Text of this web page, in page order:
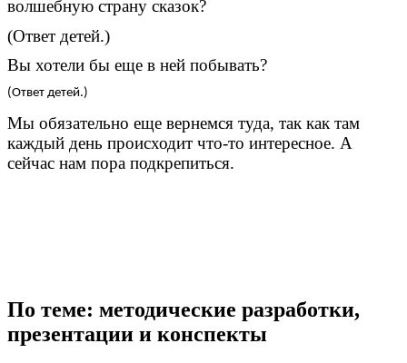
волшебную страну сказок?
(Ответ детей.)
Вы хотели бы еще в ней побывать?
(Ответ детей.)
Мы обязательно еще вернемся туда, так как там
каждый день происходит что-то интересное. А
сейчас нам пора подкрепиться.
По теме: методические разработки,
презентации и конспекты